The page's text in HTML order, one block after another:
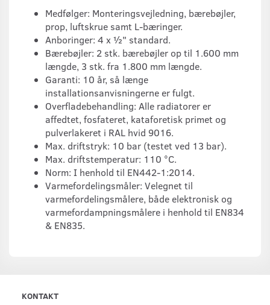
Medfølger: Monteringsvejledning, bærebøjler,
prop, luftskrue samt L-bæringer.
Anboringer: 4 x ½" standard.
Bærebøjler: 2 stk. bærebøjler op til 1.600 mm
længde, 3 stk. fra 1.800 mm længde.
Garanti: 10 år, så længe
installationsanvisningerne er fulgt.
Overfladebehandling: Alle radiatorer er
affedtet, fosfateret, kataforetisk primet og
pulverlakeret i RAL hvid 9016.
Max. driftstryk: 10 bar (testet ved 13 bar).
Max. driftstemperatur: 110 °C.
Norm: I henhold til EN442-1:2014.
Varmefordelingsmåler: Velegnet til
varmefordelingsmålere, både elektronisk og
varmefordampningsmålere i henhold til EN834
& EN835.
KONTAKT